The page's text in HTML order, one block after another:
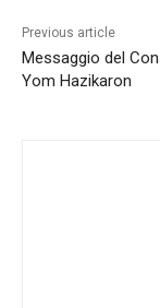
Previous article
Messaggio del
Yom Hazikaron